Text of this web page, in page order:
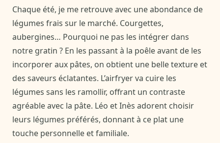
Chaque été, je me retrouve avec une abondance de
légumes frais sur le marché. Courgettes,
aubergines… Pourquoi ne pas les intégrer dans
notre gratin ? En les passant à la poêle avant de les
incorporer aux pâtes, on obtient une belle texture et
des saveurs éclatantes. L’airfryer va cuire les
légumes sans les ramollir, offrant un contraste
agréable avec la pâte. Léo et Inès adorent choisir
leurs légumes préférés, donnant à ce plat une
touche personnelle et familiale.